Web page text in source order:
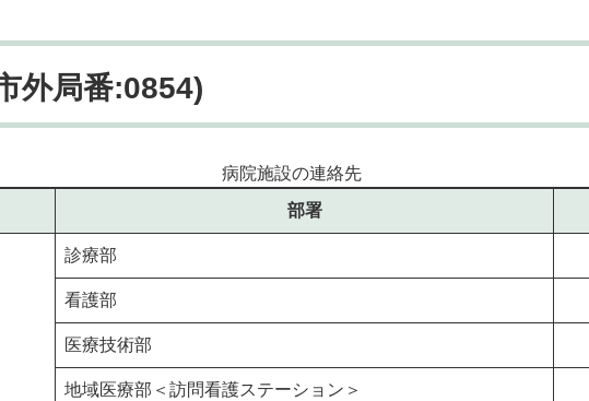
外局番:0854)
病院施設の連絡先
部署
診療部
看護部
医療技術部
地域医療部＜訪問看護ステーション＞